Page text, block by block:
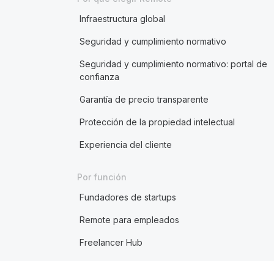
Infraestructura global
Seguridad y cumplimiento normativo
Seguridad y cumplimiento normativo: portal de
confianza
Garantía de precio transparente
Protección de la propiedad intelectual
Experiencia del cliente
Por función
Fundadores de startups
Remote para empleados
Freelancer Hub